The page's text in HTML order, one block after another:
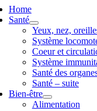
Home
Santé
Yeux, nez,
Système
Coeur et
Système
Santé des
Santé – suite
Bien-être
Alimentation